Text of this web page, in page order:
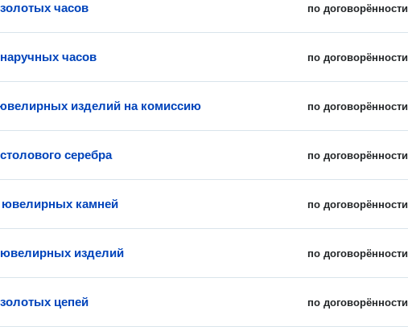
по договорённости
часов
по договорённости
часов
по договорённости
изделий на комиссию
по договорённости
серебра
по договорённости
ювелирных камней
по договорённости
изделий
по договорённости
цепей